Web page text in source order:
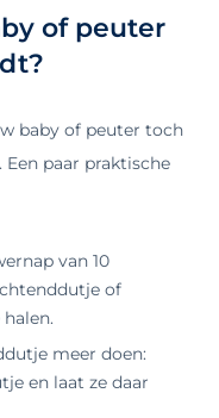
of peuter
baby of peuter toch
paar praktische
van 10
of
meer doen:
en laat ze daar